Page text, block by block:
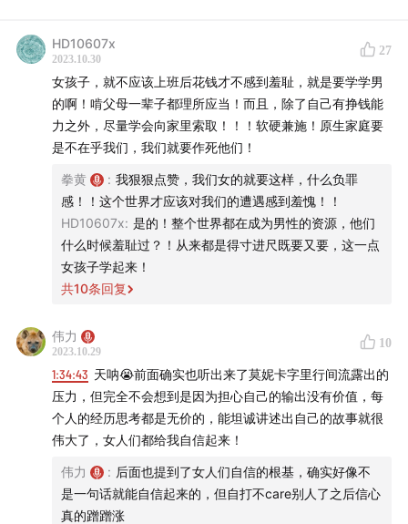
甚至不用跟你自己。祝好。
【本期主播】
拳黄 莫妮卡（嘉宾）
本期剪辑:拳黄
【时间轴】
迟到的自我介绍，与月初离家出走的经历
16:13 当我作为家庭中的异类与氛围破坏者
当我想要证明他们爱我时，爱的例子太少，不爱的
例子太多
“我不想让任何人认为我很廉价”
HD10607x
2023.10.30
27
女孩子，就不应该上班后花钱才不感到羞耻，就是要学学男
的啊！啃父母一辈子都理所应当！而且，除了自己有挣钱能
力之外，尽量学会向家里索取！！！软硬兼施！原生家庭要
是不在乎我们，我们就要作死他们！
拳黄 : 我狠狠点赞，我们女的就要这样，什么负罪
感！！这个世界才应该对我们的遭遇感到羞愧！！
HD10607x: 是的！整个世界都在成为男性的资源，他们
什么时候羞耻过？！从来都是得寸进尺既要又要，这一点
女孩子学起来！
共10条回复
伟力
2023.10.29
10
1:34:43 天呐😭前面确实也听出来了莫妮卡字里行间流露出的
压力，但完全不会想到是因为担心自己的输出没有价值，每
个人的经历思考都是无价的，能坦诚讲述出自己的故事就很
伟大了，女人们都给我自信起来！
伟力 : 后面也提到了女人们自信的根基，确实好像不
是一句话就能自信起来的，但自打不care别人了之后信心
真的蹭蹭涨